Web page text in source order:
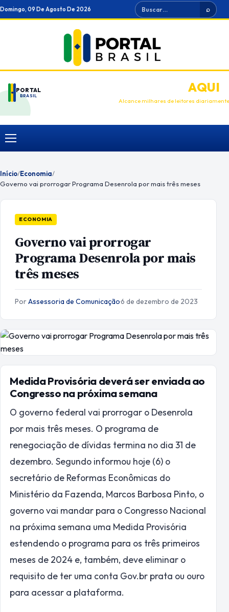
Ir
para
Domingo, 09 De Agosto De 2026 Buscar ⌕
PORTAL
BRASIL
ANUNCIEAQUI
Alcance milhares de leitores diariamente
Menu
Início/Economia/
Governo vai prorrogar Programa Desenrola por mais três meses
ECONOMIA
Governo vai prorrogar
Programa Desenrola por mais
três meses
PorAssessoria de Comunicação·6 de dezembro de 2023
Medida Provisória deverá ser enviada ao
Congresso na próxima semana
O governo federal vai prorrogar o Desenrola
por mais três meses. O programa de
renegociação de dívidas termina no dia 31 de
dezembro. Segundo informou hoje (6) o
secretário de Reformas Econômicas do
Ministério da Fazenda, Marcos Barbosa Pinto, o
governo vai mandar para o Congresso Nacional
na próxima semana uma Medida Provisória
estendendo o programa para os três primeiros
meses de 2024 e, também, deve eliminar o
requisito de ter uma conta Gov.br prata ou ouro
para acessar a plataforma.